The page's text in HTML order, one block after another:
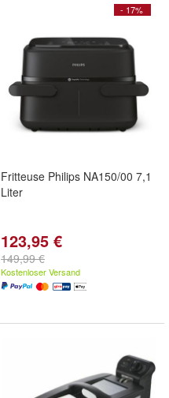
- 17%
Fritteuse Philips NA150/00 7,1
Liter
123,95 €
149,99 €
Kostenloser Versand